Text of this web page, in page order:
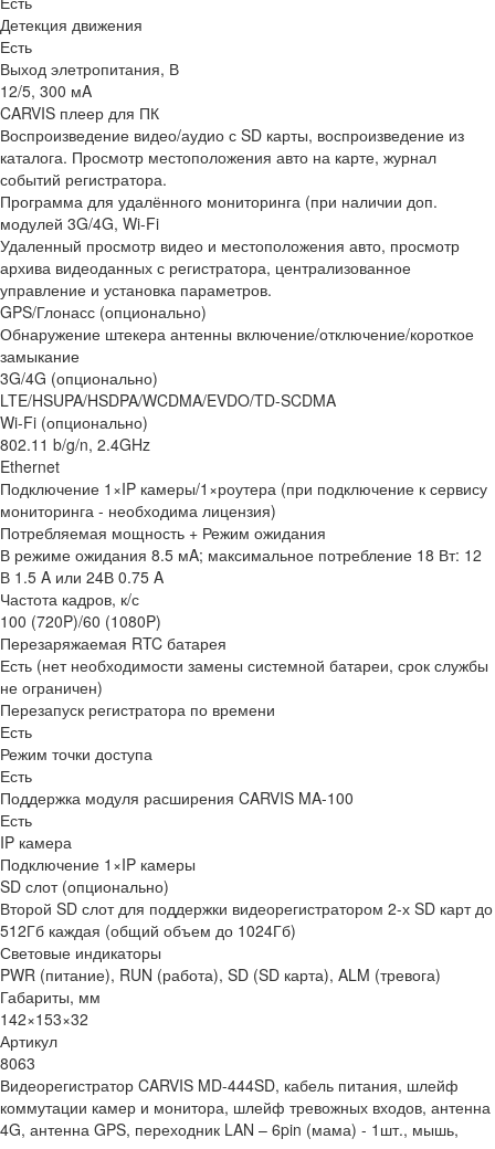
Детекция движения
Есть
Выход элетропитания, В
12/5, 300 мA
CARVIS плеер для ПК
Воспроизведение видео/аудио с SD карты, воспроизведение из
каталога. Просмотр местоположения авто на карте, журнал
событий регистратора.
Программа для удалённого мониторинга (при наличии доп.
модулей 3G/4G, Wi-Fi
Удаленный просмотр видео и местоположения авто, просмотр
архива видеоданных с регистратора, централизованное
управление и установка параметров.
GPS/Глонасс (опционально)
Обнаружение штекера антенны включение/отключение/короткое
замыкание
3G/4G (опционально)
LTE/HSUPA/HSDPA/WCDMA/EVDO/TD-SCDMA
Wi-Fi (опционально)
802.11 b/g/n, 2.4GHz
Ethernet
Подключение 1×IP камеры/1×роутера (при подключение к сервису
мониторинга - необходима лицензия)
Потребляемая мощность + Режим ожидания
В режиме ожидания 8.5 мA; максимальное потребление 18 Вт: 12
В 1.5 A или 24В 0.75 A
Частота кадров, к/с
100 (720P)/60 (1080P)
Перезаряжаемая RTC батарея
Есть (нет необходимости замены системной батареи, срок службы
не ограничен)
Перезапуск регистратора по времени
Есть
Режим точки доступа
Есть
Поддержка модуля расширения CARVIS MA-100
Есть
IP камера
Подключение 1×IP камеры
SD слот (опционально)
Второй SD слот для поддержки видеорегистратором 2-х SD карт до
512Гб каждая (общий объем до 1024Гб)
Световые индикаторы
PWR (питание), RUN (работа), SD (SD карта), ALM (тревога)
Габариты, мм
142×153×32
Артикул
8063
Видеорегистратор CARVIS MD-444SD, кабель питания, шлейф
коммутации камер и монитора, шлейф тревожных входов, антенна
4G, антенна GPS, переходник LAN – 6pin (мама) - 1шт., мышь,